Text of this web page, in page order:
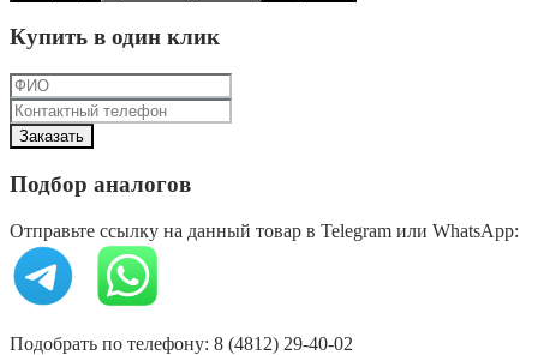
Купить в один клик
Подбор аналогов
Отправьте ссылку на данный товар в Telegram или WhatsApp:
Подобрать по телефону: 8 (4812) 29-40-02